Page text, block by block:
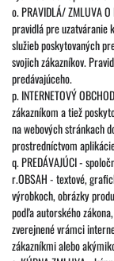
o. PRAVIDLÁ/ ZMLUVA
pravidlá pre uzatváranie
služieb poskytovaných
svojich zákazníkov.
predávajúceho.
p. INTERNETOVÝ
zákazníkom a tiež
na webových stránkach
prostredníctvom
q. PREDÁVAJÚCI -
r.OBSAH - textové,
výrobkoch, obrázky
podľa autorského
zverejnené vrámci
zákazníkmi alebo